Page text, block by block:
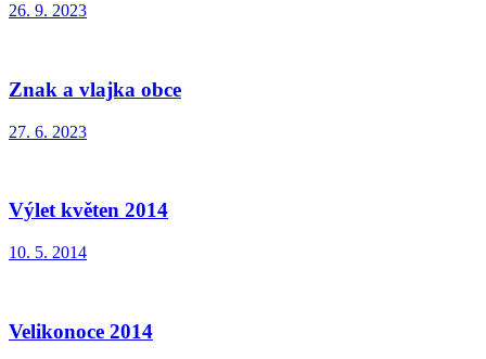
26. 9. 2023
Znak a vlajka obce
27. 6. 2023
Výlet květen 2014
10. 5. 2014
Velikonoce 2014